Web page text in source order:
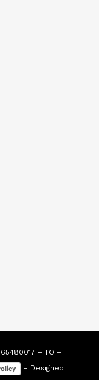
– TO –
– Designed